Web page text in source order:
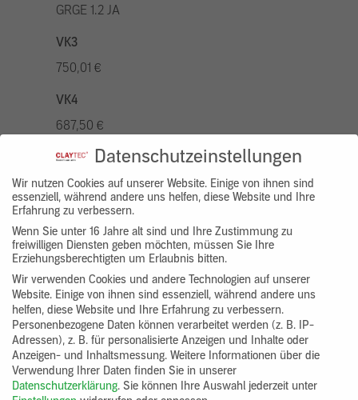
GRGE 1.2 JA
VK3
750,01 €
VK4
687,50 €
VK5
875,01 €
VK7
625,00 €
Gruppenprodukt
yosima_designputz_bigb
Datenschutzeinstellungen
Wir nutzen Cookies auf unserer Website. Einige von ihnen sind
essenziell, während andere uns helfen, diese Website und Ihre
Erfahrung zu verbessern.
Wenn Sie unter 16 Jahre alt sind und Ihre Zustimmung zu
freiwilligen Diensten geben möchten, müssen Sie Ihre
Erziehungsberechtigten um Erlaubnis bitten.
Wir verwenden Cookies und andere Technologien auf unserer
Website. Einige von ihnen sind essenziell, während andere uns
helfen, diese Website und Ihre Erfahrung zu verbessern.
Personenbezogene Daten können verarbeitet werden (z. B. IP-
Adressen), z. B. für personalisierte Anzeigen und Inhalte oder
Anzeigen- und Inhaltsmessung. Weitere Informationen über die
Verwendung Ihrer Daten finden Sie in unserer
Datenschutzerklärung. Sie können Ihre Auswahl jederzeit unter